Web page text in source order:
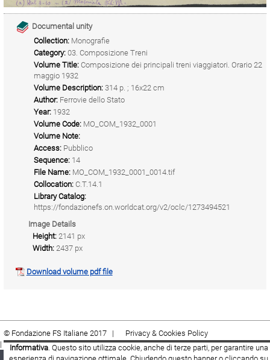
Documental unity
Collection: Monografie
Category: 03. Composizione Treni
Volume Title: Composizione dei principali treni viaggiatori. Orario 22
maggio 1932
Volume Description: 314 p. ; 16x22 cm
Author: Ferrovie dello Stato
Year: 1932
Volume Code: MO_COM_1932_0001
Volume Note:
Access: Pubblico
Sequence: 14
File Name: MO_COM_1932_0001_0014.tif
Collocation: C.T.14.1
Library Catalog:
https://fondazionefs.on.worldcat.org/v2/oclc/1273494521
Image Details
Height: 2141 px
Width: 2437 px
Download volume pdf file
© Fondazione FS Italiane 2017 |
Privacy & Cookies Policy
|Cookie|Termini e condizioni
Informativa. Questo sito utilizza cookie, anche di terze parti, per garantire una
esperienza di navigazione ottimale. Chiudendo questo banner o cliccando su